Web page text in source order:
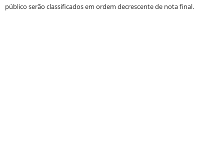
público serão classificados em ordem decrescente de nota final.